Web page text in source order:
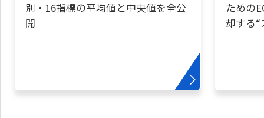
別・16指標の平均値と中央値を全公
開
ための
却する